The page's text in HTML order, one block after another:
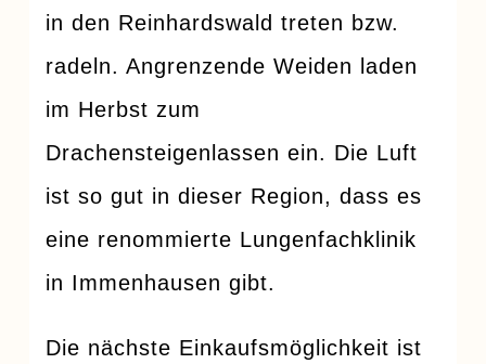
in den Reinhardswald treten bzw.
radeln. Angrenzende Weiden laden
im Herbst zum
Drachensteigenlassen ein. Die Luft
ist so gut in dieser Region, dass es
eine renommierte Lungenfachklinik
in Immenhausen gibt.
Die nächste Einkaufsmöglichkeit ist